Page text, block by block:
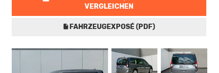
VERGLEICHEN
FAHRZEUGEXPOSÉ (PDF)